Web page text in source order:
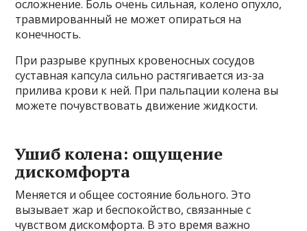
осложнение. Боль очень сильная, колено опухло,
травмированный не может опираться на
конечность.
При разрыве крупных кровеносных сосудов
суставная капсула сильно растягивается из-за
прилива крови к ней. При пальпации колена вы
можете почувствовать движение жидкости.
Ушиб колена: ощущение
дискомфорта
Меняется и общее состояние больного. Это
вызывает жар и беспокойство, связанные с
чувством дискомфорта. В это время важно